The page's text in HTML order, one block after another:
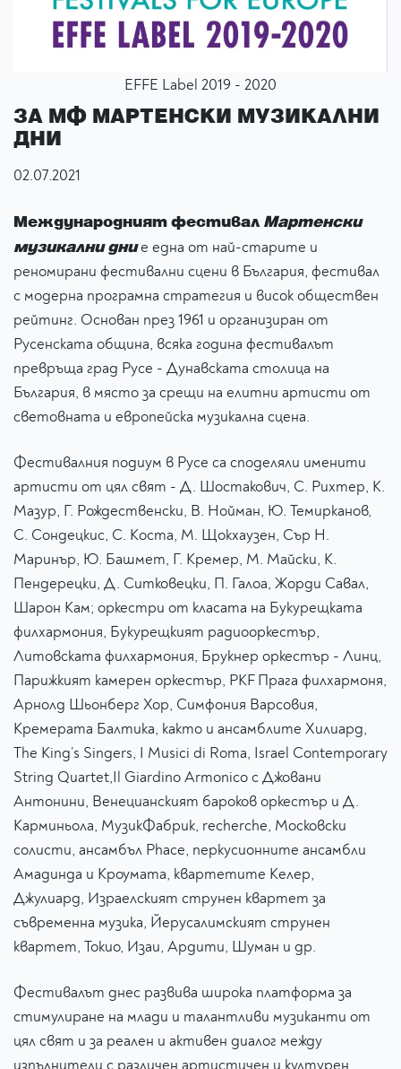
EFFE Label 2019 - 2020
ЗА МФ МАРТЕНСКИ МУЗИКАЛНИ
ДНИ
02.07.2021
Международният фестивал Мартенски
музикални дние една от най-старите и
реномирани фестивални сцени в България, фестивал
с модерна програмна стратегия и висок обществен
рейтинг. Основан през 1961 и организиран от
Русенската община, всяка година фестивалът
превръща град Русе - Дунавската столица на
България, в място за срещи на елитни артисти от
световната и европейска музикална сцена.
Фестивалния подиум в Русе са споделяли именити
артисти от цял свят - Д. Шостакович, С. Рихтер, К.
Мазур, Г. Рождественски, В. Нойман, Ю. Темирканов,
С. Сондецкис, С. Коста, М. Щокхаузен, Сър Н.
Маринър, Ю. Башмет, Г. Кремер, М. Майски, К.
Пендерецки, Д. Ситковецки, П. Галоа, Жорди Савал,
Шарон Кам; оркестри от класата на Букурещката
филхармония, Букурещкият радиооркестър,
Литовската филхармония, Брукнер оркестър - Линц,
Парижкият камерен оркестър, PKF Прага филхармоня,
Арнолд Шьонберг Хор, Симфония Варсовия,
Кремерата Балтика, както и ансамблите Хилиард,
The King’s Singers, I Musici di Roma, Israel Contemporary
String Quartet,Il Giardino Armonico с Джовани
Антонини, Венецианският бароков оркестър и Д.
Карминьола, МузикФабрик, recherche, Mосковски
солисти, ансамбъл Phace, перкусионните ансамбли
Амадинда и Кроумата, квартетите Келер,
Джулиард, Израелският струнен квартет за
съвременна музика, Йерусалимският струнен
квартет, Токио, Изаи, Ардити, Шуман и др.
Фестивалът днес развива широка платформа за
стимулиране на млади и талантливи музиканти от
цял свят и за реален и активен диалог между
изпълнители с различен артистичен и културен